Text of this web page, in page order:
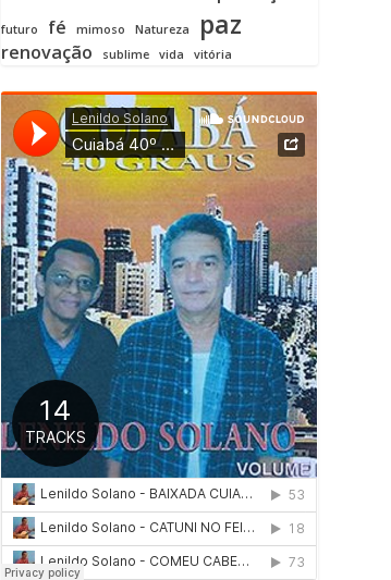
futuro fé mimoso Natureza paz
renovação sublime vida vitória